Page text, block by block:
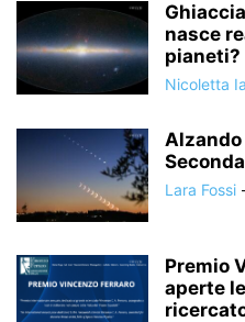
nasce
pianeti?
Nicoletta
Alzando
Lara Fossi
Premio
aperte